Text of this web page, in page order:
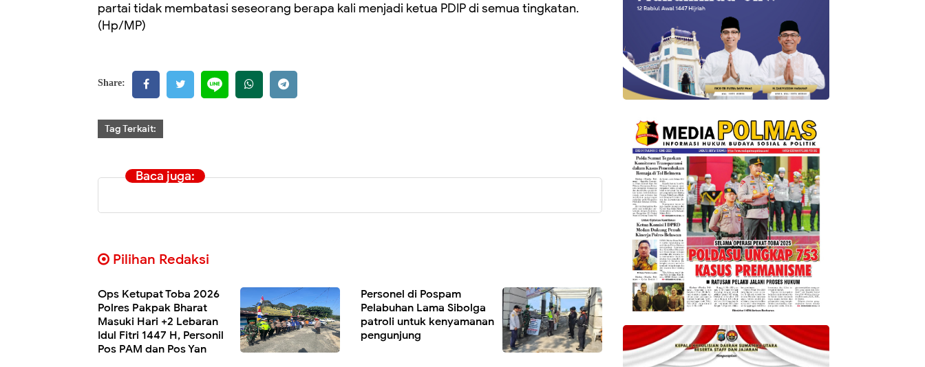
partai tidak membatasi seseorang berapa kali menjadi ketua PDIP di semua tingkatan.
(Hp/MP)
Share:
Tag Terkait:
Baca juga:
Pilihan Redaksi
Ops Ketupat Toba 2026
Polres Pakpak Bharat
Masuki Hari +2 Lebaran
Idul Fitri 1447 H, Personil
Pos PAM dan Pos Yan
Personel di Pospam
Pelabuhan Lama Sibolga
patroli untuk kenyamanan
pengunjung